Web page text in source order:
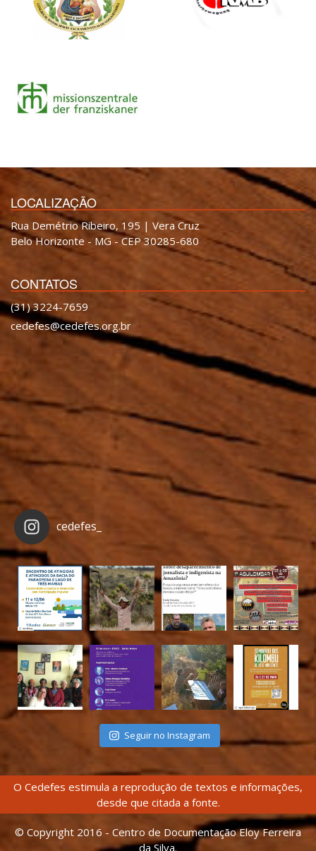
LOCALIZAÇÃO
Rua Demétrio Ribeiro, 195 | Vera Cruz
Belo Horizonte - MG - CEP 30285-680
CONTATOS
(31) 3224-7659
cedefes@cedefes.org.br
cedefes_
Seguir no Instagram
O Cedefes estimula a reprodução de textos e informações,
desde que citada a fonte.
© Copyright 2016 - Centro de Documentação Eloy Ferreira
da Silva.